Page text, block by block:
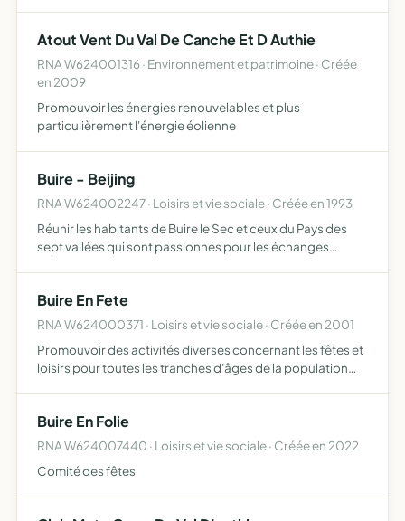
Atout Vent Du Val De Canche Et D Authie
RNA W624001316 · Environnement et patrimoine · Créée
en 2009
Promouvoir les énergies renouvelables et plus
particulièrement l'énergie éolienne
Buire - Beijing
RNA W624002247 · Loisirs et vie sociale · Créée en 1993
Réunir les habitants de Buire le Sec et ceux du Pays des
sept vallées qui sont passionnés pour les échanges
présen…
Buire En Fete
RNA W624000371 · Loisirs et vie sociale · Créée en 2001
Promouvoir des activités diverses concernant les fêtes et
loisirs pour toutes les tranches d'âges de la population
Buire En Folie
RNA W624007440 · Loisirs et vie sociale · Créée en 2022
Comité des fêtes